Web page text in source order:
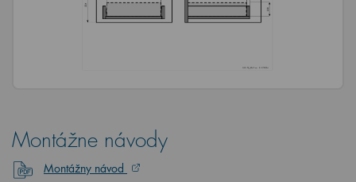
Montážne návody
Montážny návod